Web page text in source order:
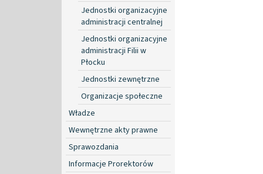
Jednostki organizacyjne
administracji centralnej
Jednostki organizacyjne
administracji Filii w
Płocku
Jednostki zewnętrzne
Organizacje społeczne
Władze
Wewnętrzne akty prawne
Sprawozdania
Informacje Prorektorów